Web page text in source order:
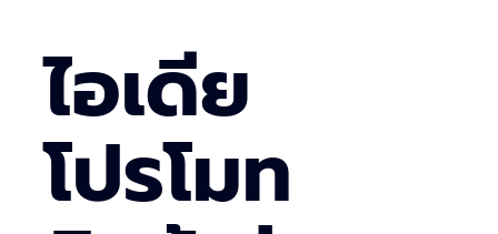
ไอเดีย
โปรโมท